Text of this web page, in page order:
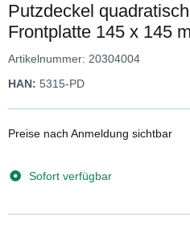
Putzdeckel
Frontplatte 145 x 145
Artikelnummer: 20304004
HAN: 5315-PD
Preise nach Anmeldung sichtbar
Sofort verfügbar